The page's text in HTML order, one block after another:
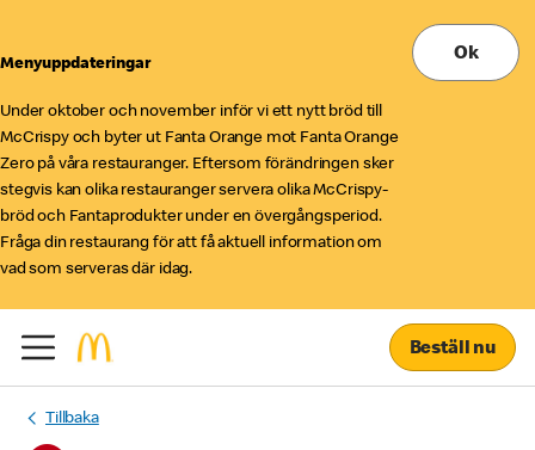
Menyuppdateringar
Under oktober och november inför vi ett nytt bröd till
McCrispy och byter ut Fanta Orange mot Fanta Orange
Zero på våra restauranger. Eftersom förändringen sker
stegvis kan olika restauranger servera olika McCrispy-
bröd och Fantaprodukter under en övergångsperiod.
Fråga din restaurang för att få aktuell information om
vad som serveras där idag.
Ok
Beställ nu
Tillbaka